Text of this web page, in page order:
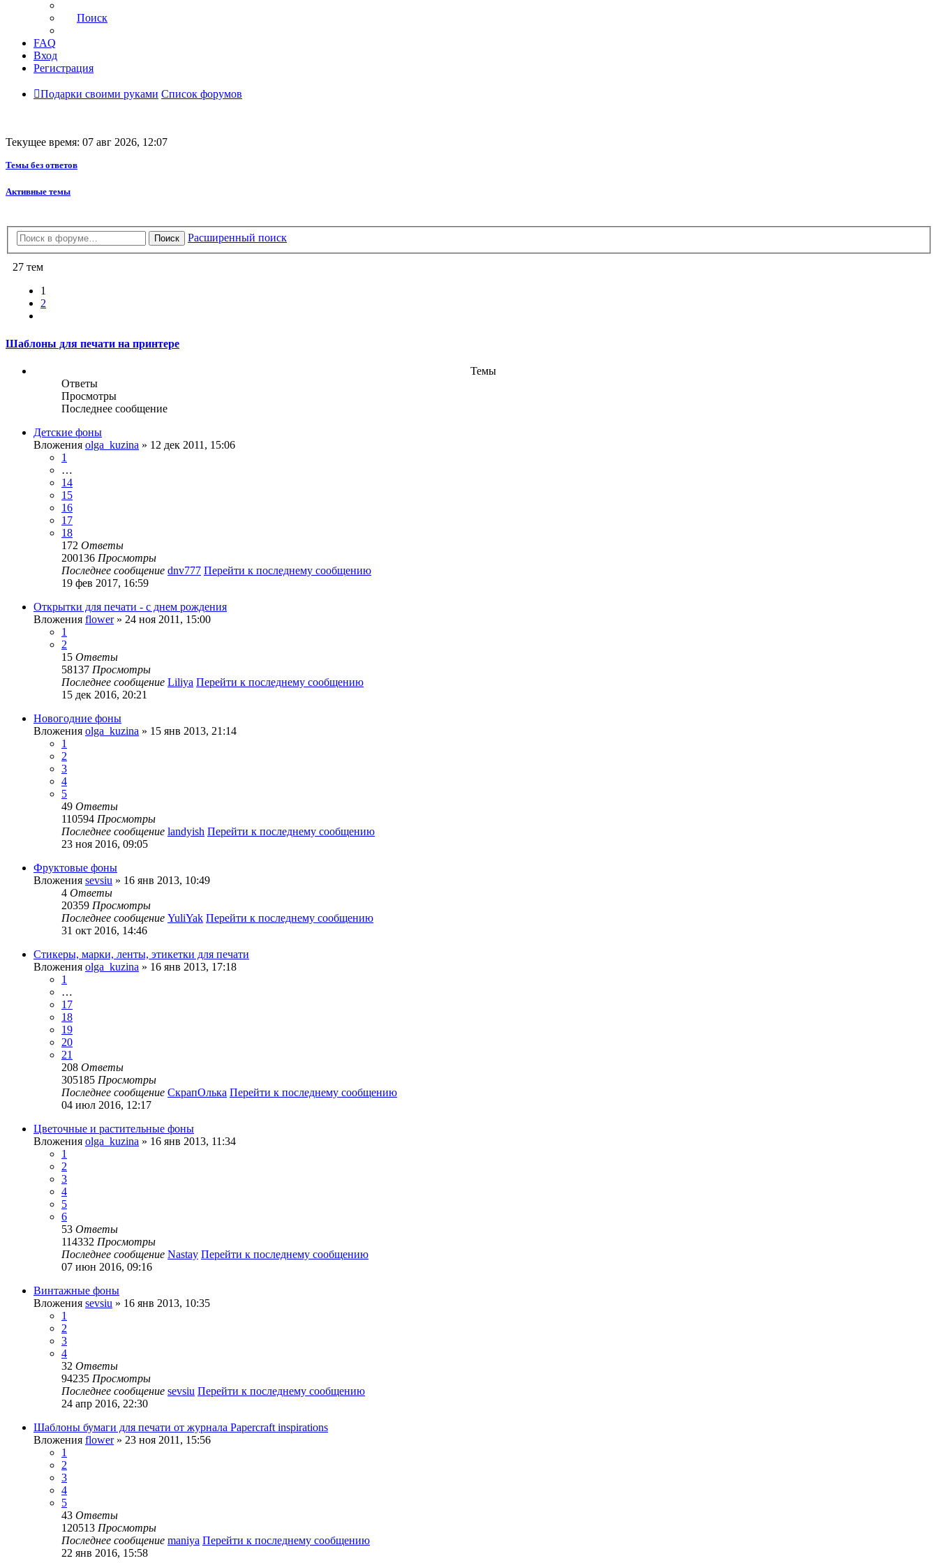
Поиск
FAQ
Вход
Регистрация
Подарки своими руками Список форумов
Текущее время: 07 авг 2026, 12:07
Темы без ответов
Активные темы
Поиск Расширенный поиск
27 тем
1
2
Шаблоны для печати на принтере
Темы
Ответы
Просмотры
Последнее сообщение
Детские фоны
Вложения olga_kuzina » 12 дек 2011, 15:06
1
…
14
15
16
17
18
172 Ответы
200136 Просмотры
Последнее сообщение dnv777 Перейти к последнему сообщению
19 фев 2017, 16:59
Открытки для печати - с днем рождения
Вложения flower» 24 ноя 2011, 15:00
1
2
15 Ответы
58137 Просмотры
Последнее сообщение Liliya Перейти к последнему сообщению
15 дек 2016, 20:21
Новогодние фоны
Вложения olga_kuzina » 15 янв 2013, 21:14
1
2
3
4
5
49 Ответы
110594 Просмотры
Последнее сообщение landyish Перейти к последнему сообщению
23 ноя 2016, 09:05
Фруктовые фоны
Вложения sevsiu » 16 янв 2013, 10:49
4 Ответы
20359 Просмотры
Последнее сообщение YuliYak Перейти к последнему сообщению
31 окт 2016, 14:46
Стикеры, марки, ленты, этикетки для печати
Вложения olga_kuzina » 16 янв 2013, 17:18
1
…
17
18
19
20
21
208 Ответы
305185 Просмотры
Последнее сообщение СкрапОлька Перейти к последнему сообщению
04 июл 2016, 12:17
Цветочные и растительные фоны
Вложения olga_kuzina » 16 янв 2013, 11:34
1
2
3
4
5
6
53 Ответы
114332 Просмотры
Последнее сообщение Nastay Перейти к последнему сообщению
07 июн 2016, 09:16
Винтажные фоны
Вложения sevsiu » 16 янв 2013, 10:35
1
2
3
4
32 Ответы
94235 Просмотры
Последнее сообщение sevsiu Перейти к последнему сообщению
24 апр 2016, 22:30
Шаблоны бумаги для печати от журнала Papercraft inspirations
Вложения flower» 23 ноя 2011, 15:56
1
2
3
4
5
43 Ответы
120513 Просмотры
Последнее сообщение maniya Перейти к последнему сообщению
22 янв 2016, 15:58